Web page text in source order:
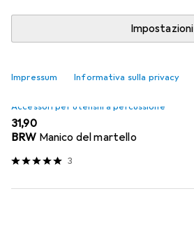
Impostazioni
Impressum Informativa sulla privacy
Rilevanza
Elenco dei prodotti
Accessori per utensili a percussione
EUR
31,90
BRW Manico del martello
3